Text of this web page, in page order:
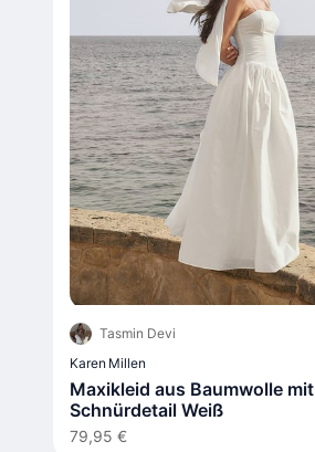
Tasmin Devi
Karen Millen
Maxikleid aus Baumwolle mit
Schnürdetail Weiß
79,95 €